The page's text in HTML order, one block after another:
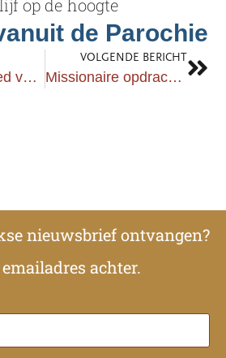
op de hoogte
de Parochie
Week van gebed voor Eenheid
VOLGENDE BERICHT
Missionaire opdracht parochies Groot Breda
nieuwsbrief ontvangen?
achter.